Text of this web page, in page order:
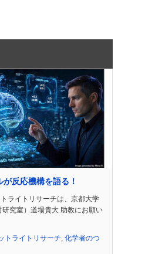
反応機構を語る！
ライトリサーチは、京都大学
究室）道場貴大 助教にお願い
トライトリサーチ 化学者のつ